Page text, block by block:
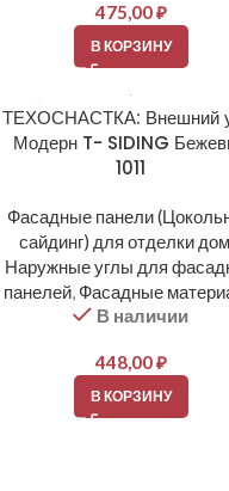
475,00₽
В КОРЗИНУ
ТЕХОСНАСТКА: Внешний
Модерн T- SIDING
1011
Фасадные панели
сайдинг) для отделки
Наружные углы для
панелей, Фасадные
В наличии
448,00₽
В КОРЗИНУ